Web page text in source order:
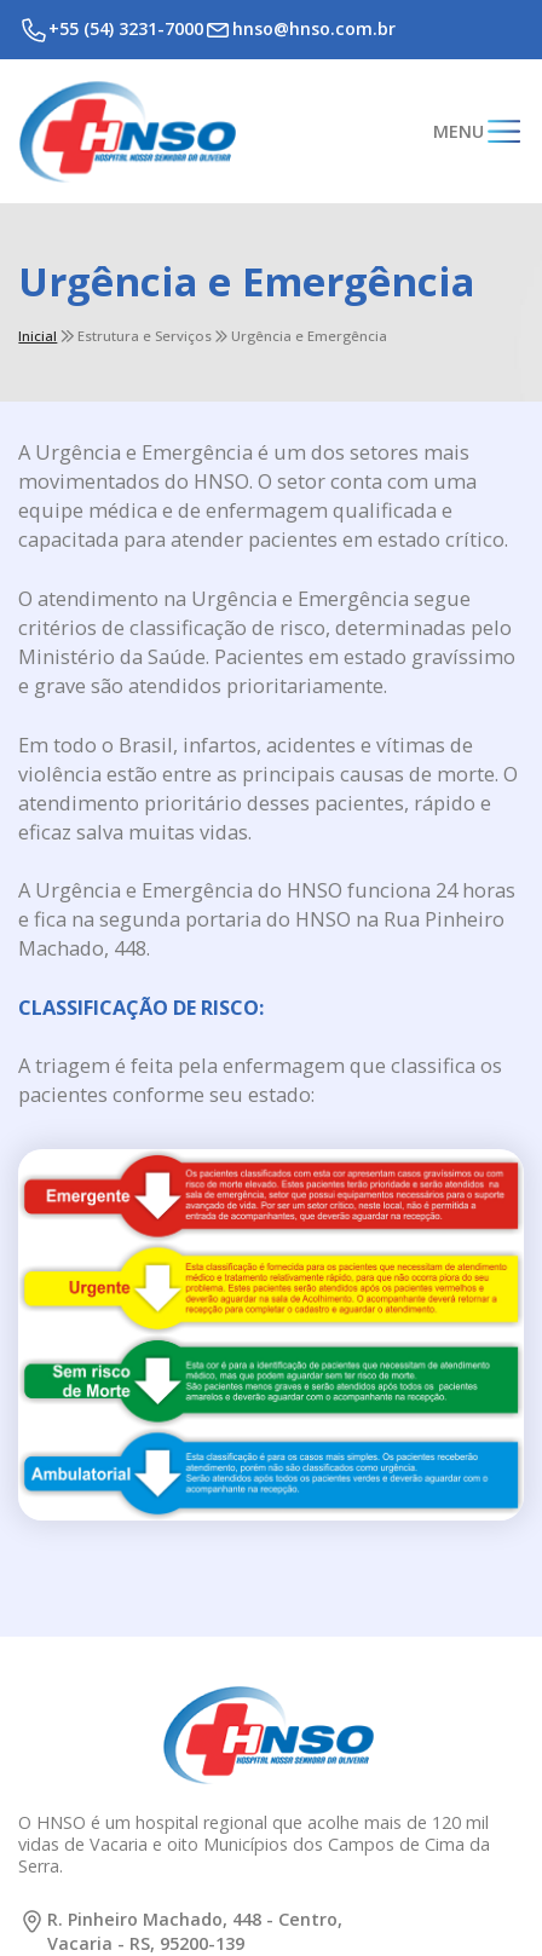
+55 (54) 3231-7000 hnso@hnso.com.br
MENU
Urgência e Emergência
Inicial Estrutura e Serviços Urgência e Emergência
A Urgência e Emergência é um dos setores mais
movimentados do HNSO. O setor conta com uma
equipe médica e de enfermagem qualificada e
capacitada para atender pacientes em estado crítico.
O atendimento na Urgência e Emergência segue
critérios de classificação de risco, determinadas pelo
Ministério da Saúde. Pacientes em estado gravíssimo
e grave são atendidos prioritariamente.
Em todo o Brasil, infartos, acidentes e vítimas de
violência estão entre as principais causas de morte. O
atendimento prioritário desses pacientes, rápido e
eficaz salva muitas vidas.
A Urgência e Emergência do HNSO funciona 24 horas
e fica na segunda portaria do HNSO na Rua Pinheiro
Machado, 448.
CLASSIFICAÇÃO DE RISCO:
A triagem é feita pela enfermagem que classifica os
pacientes conforme seu estado:
O HNSO é um hospital regional que acolhe mais de 120 mil
vidas de Vacaria e oito Municípios dos Campos de Cima da
Serra.
R. Pinheiro Machado, 448 - Centro,
Vacaria - RS, 95200-139